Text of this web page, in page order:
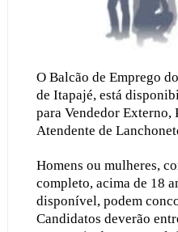
O Balcão de Emprego
de Itapajé, está
para Vendedor Externo,
Atendente de
Homens ou mulheres,
completo, acima de 18
disponível, podem
Candidatos deverão